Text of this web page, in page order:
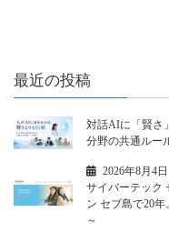
最近の投稿
対話AIに「賢さ
分野の共通ルー
2026年8月4日
サイバーテック
ン セブ島で20
～